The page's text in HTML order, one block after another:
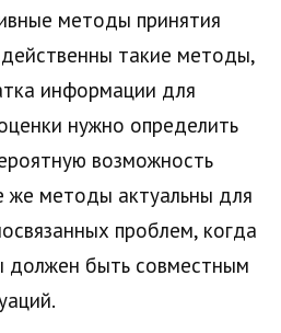
методы принятия
такие методы,
информации для
нужно определить
возможность
же методы актуальны для
проблем, когда
должен быть совместным